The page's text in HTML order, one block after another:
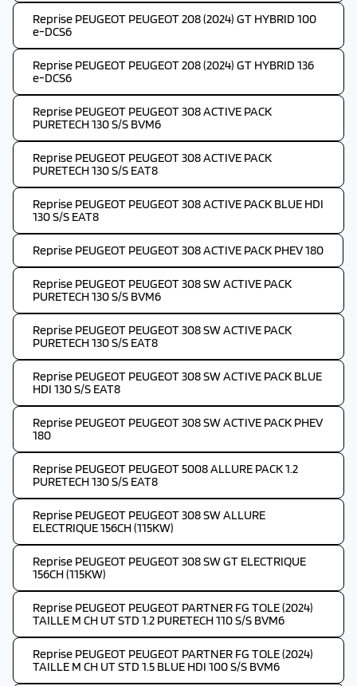
Reprise PEUGEOT PEUGEOT 208 (2024) GT HYBRID 100
e-DCS6
Reprise PEUGEOT PEUGEOT 208 (2024) GT HYBRID 136
e-DCS6
Reprise PEUGEOT PEUGEOT 308 ACTIVE PACK
PURETECH 130 S/S BVM6
Reprise PEUGEOT PEUGEOT 308 ACTIVE PACK
PURETECH 130 S/S EAT8
Reprise PEUGEOT PEUGEOT 308 ACTIVE PACK BLUE HDI
130 S/S EAT8
Reprise PEUGEOT PEUGEOT 308 ACTIVE PACK PHEV 180
Reprise PEUGEOT PEUGEOT 308 SW ACTIVE PACK
PURETECH 130 S/S BVM6
Reprise PEUGEOT PEUGEOT 308 SW ACTIVE PACK
PURETECH 130 S/S EAT8
Reprise PEUGEOT PEUGEOT 308 SW ACTIVE PACK BLUE
HDI 130 S/S EAT8
Reprise PEUGEOT PEUGEOT 308 SW ACTIVE PACK PHEV
180
Reprise PEUGEOT PEUGEOT 5008 ALLURE PACK 1.2
PURETECH 130 S/S EAT8
Reprise PEUGEOT PEUGEOT 308 SW ALLURE
ELECTRIQUE 156CH (115KW)
Reprise PEUGEOT PEUGEOT 308 SW GT ELECTRIQUE
156CH (115KW)
Reprise PEUGEOT PEUGEOT PARTNER FG TOLE (2024)
TAILLE M CH UT STD 1.2 PURETECH 110 S/S BVM6
Reprise PEUGEOT PEUGEOT PARTNER FG TOLE (2024)
TAILLE M CH UT STD 1.5 BLUE HDI 100 S/S BVM6